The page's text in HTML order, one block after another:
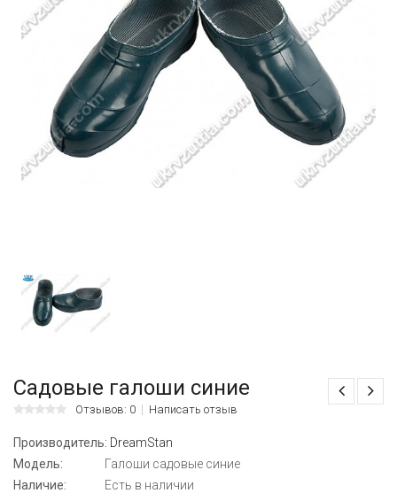
Садовые галоши синие
Отзывов: 0 Написать отзыв
Производитель: DreamStan
Модель:
Галоши садовые синие
Наличие:
Есть в наличии